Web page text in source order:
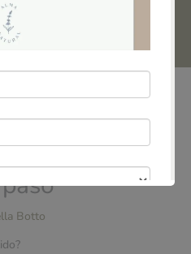
0
y niños –
Botto